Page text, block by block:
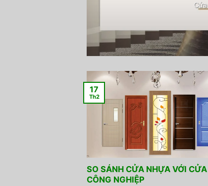
SO SÁNH CỬA NHỰA VỚI
CÔNG NGHIỆP
17
Th2